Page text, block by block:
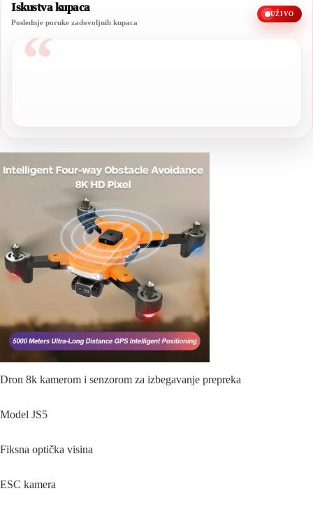
Iskustva kupaca
Poslednje poruke zadovoljnih kupaca
UŽIVO
“
Dron 8k kamerom i senzorom za izbegavanje prepreka
Model JS5
Fiksna optička visina
ESC kamera